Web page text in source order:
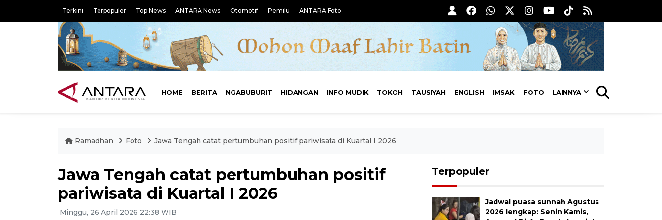
Terkini Terpopuler Top News ANTARA News Otomotif Pemilu ANTARA Foto
HOME BERITA NGABUBURIT HIDANGAN INFO MUDIK TOKOH TAUSIYAH ENGLISH IMSAK FOTO LAINNYA
Ramadhan Foto Jawa Tengah catat pertumbuhan positif pariwisata di Kuartal I 2026
Jawa Tengah catat pertumbuhan positif
pariwisata di Kuartal I 2026
Minggu, 26 April 2026 22:38 WIB
Terpopuler
Jadwal puasa sunnah Agustus
2026 lengkap: Senin Kamis,